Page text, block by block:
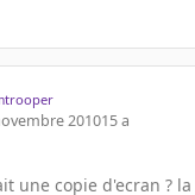
201015 a
une copie d'ecran ?